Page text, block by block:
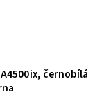
černobílá